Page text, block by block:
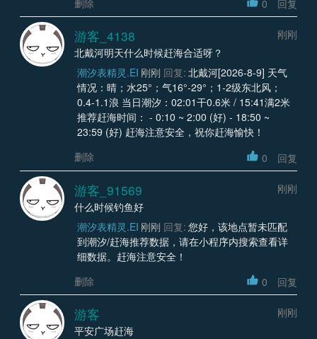
0 回复
游客_4138
刚刚
北戴河明天什么时候赶海合适呀？
潮汐表精灵.EI 刚刚 回复: 北戴河[2026-8-9] 天气
情况：晴；水25°；气16°-29°；1-2级东北风；
0.4-1.1浪 当日潮汐：02:01干0.6米 / 15:41满2米
推荐赶海时间： - 0:10 ~ 2:00 (好) - 18:50 ~
23:59 (好) 赶海注意安全，祝你赶海愉快！
删除
0 回复
游客_91569
刚刚
什么时候钓鱼好
潮汐表精灵.EI 刚刚 回复: 您好，该地点暂未匹配
到潮汐/赶海推荐数据，请在小程序内搜索查看详
细数据。赶海注意安全！
删除
0 回复
游客
刚刚
平安广场赶海